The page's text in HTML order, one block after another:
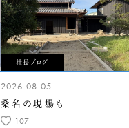
社長ブログ
2026.08.05
桑名の現場も
107